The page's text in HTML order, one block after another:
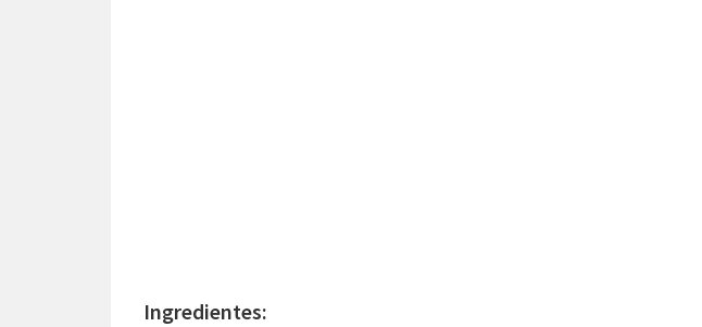
Ingredientes: